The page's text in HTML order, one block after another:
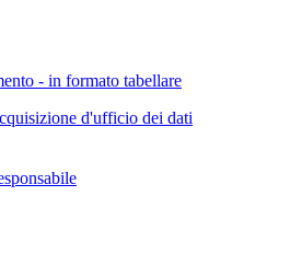
- in formato tabellare
d'ufficio dei dati